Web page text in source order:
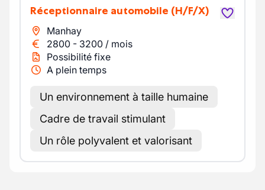
Réceptionnaire automobile (H/F/X)
Manhay
2800 - 3200 / mois
Possibilité fixe
A plein temps
Un environnement à taille humaine
Cadre de travail stimulant
Un rôle polyvalent et valorisant